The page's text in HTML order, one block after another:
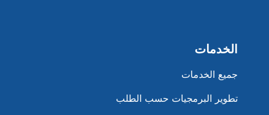
الخدمات
جميع الخدمات
تطوير البرمجيات حسب الطلب